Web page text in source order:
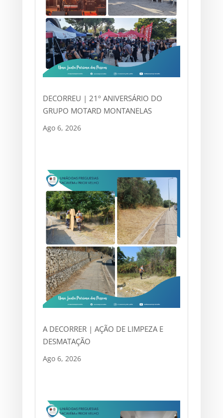
DECORREU | 21º ANIVERSÁRIO DO
GRUPO MOTARD MONTANELAS
Ago 6, 2026
A DECORRER | AÇÃO DE LIMPEZA E
DESMATAÇÃO
Ago 6, 2026